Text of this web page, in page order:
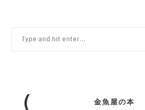
金魚屋の本